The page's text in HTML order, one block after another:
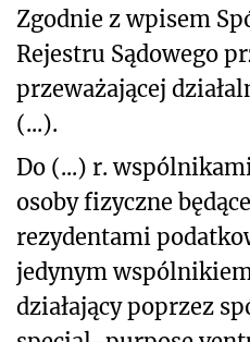
Zgodnie z wpisem
Rejestru Sądowego
przeważającej
(...).
Do (...) r.
osoby fizyczne
rezydentami
jedynym
działający poprzez